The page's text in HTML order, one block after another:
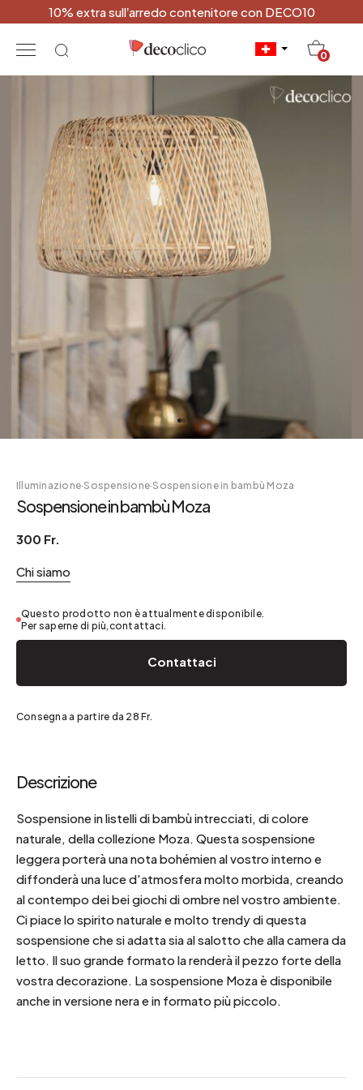
10% extra sull’arredo contenitore con DECO10
0
Illuminazione·Sospensione·Sospensione in bambù Moza
Sospensione in bambù Moza
300 Fr.
Chi siamo
Questo prodotto non è attualmente disponibile.
Per saperne di più,contattaci.
Contattaci
Consegna a partire da 28 Fr.
Descrizione
Sospensione in listelli di bambù intrecciati, di colore
naturale, della collezione Moza. Questa sospensione
leggera porterà una nota bohémien al vostro interno e
diffonderà una luce d'atmosfera molto morbida, creando
al contempo dei bei giochi di ombre nel vostro ambiente.
Ci piace lo spirito naturale e molto trendy di questa
sospensione che si adatta sia al salotto che alla camera da
letto. Il suo grande formato la renderà il pezzo forte della
vostra decorazione. La sospensione Moza è disponibile
anche in versione nera e in formato più piccolo.